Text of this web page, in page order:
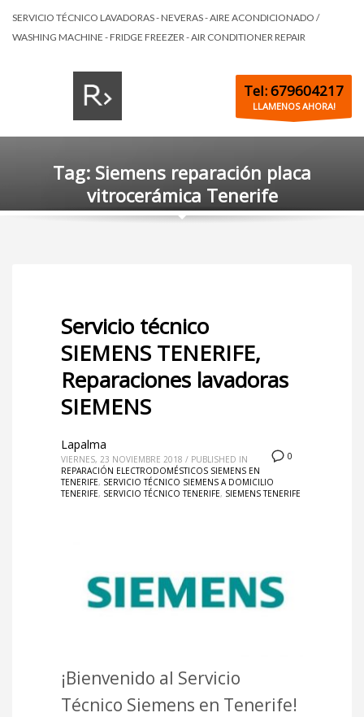
SERVICIO TÉCNICO LAVADORAS - NEVERAS - AIRE ACONDICIONADO /
WASHING MACHINE - FRIDGE FREEZER - AIR CONDITIONER REPAIR
Tel: 679604217
LLAMENOS AHORA!
Tag: Siemens reparación placa
vitrocerámica Tenerife
Servicio técnico
SIEMENS TENERIFE,
Reparaciones lavadoras
SIEMENS
0
Lapalma
VIERNES, 23 NOVIEMBRE 2018 / PUBLISHED IN
REPARACIÓN ELECTRODOMÉSTICOS SIEMENS EN
TENERIFE, SERVICIO TÉCNICO SIEMENS A DOMICILIO
TENERIFE, SERVICIO TÉCNICO TENERIFE, SIEMENS TENERIFE
¡Bienvenido al Servicio
Técnico Siemens en Tenerife!